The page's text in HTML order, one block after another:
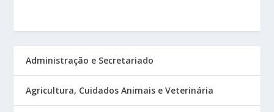
Administração e Secretariado
Agricultura, Cuidados Animais e Veterinária